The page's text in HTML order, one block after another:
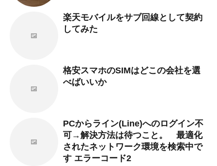
楽天モバイルをサブ回線として契約
してみた
格安スマホのSIMはどこの会社を選
べばいいか
PCからライン(Line)へのログイン不
可→解決方法は待つこと。 最適化
されたネットワーク環境を検索中で
す エラーコード2